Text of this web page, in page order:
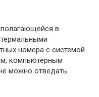
в
номера с системой
компьютерным
можно отведать